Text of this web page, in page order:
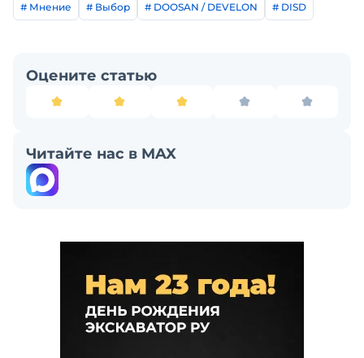
# Мнение # Выбор # DOOSAN / DEVELON # DISD
Оцените статью
Читайте нас в MAX